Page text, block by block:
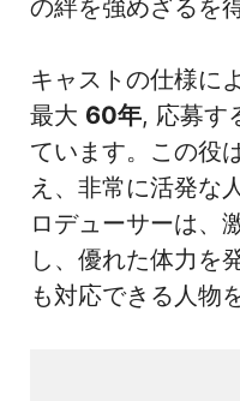
の絆を強めざるを
キャストの仕様に
最大 60年, 応募す
ています。この役
え、非常に活発な
ロデューサーは、
し、優れた体力を
も対応できる人物